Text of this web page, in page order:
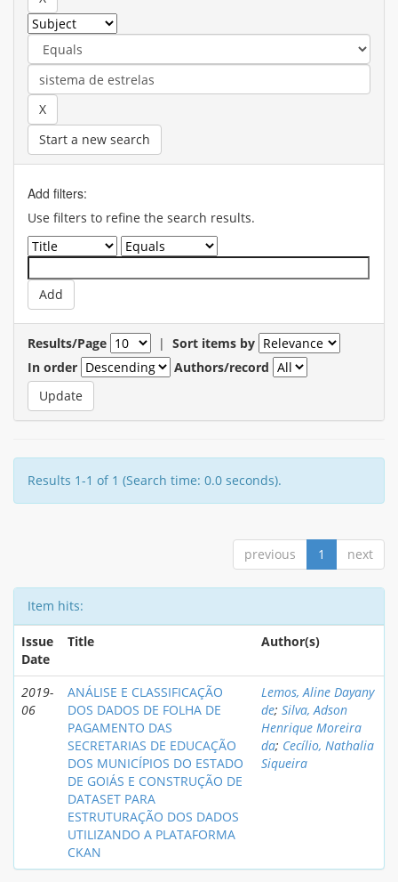
Start a new search
Add filters:
Use filters to refine the search results.
Results/Page | Sort items by
In order
Authors/record
Results 1-1 of 1 (Search time: 0.0 seconds).
previous 1 next
Item hits:
Issue
Date
Title Author(s)
2019-
06
ANÁLISE E CLASSIFICAÇÃO
DOS DADOS DE FOLHA DE
PAGAMENTO DAS
SECRETARIAS DE EDUCAÇÃO
DOS MUNICÍPIOS DO ESTADO
DE GOIÁS E CONSTRUÇÃO DE
DATASET PARA
ESTRUTURAÇÃO DOS DADOS
UTILIZANDO A PLATAFORMA
CKAN
Lemos, Aline Dayany
de; Silva, Adson
Henrique Moreira
da; Cecílio, Nathalia
Siqueira